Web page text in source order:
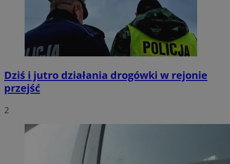
Dziś i jutro działania drogówki w rejonie
przejść
2